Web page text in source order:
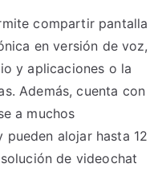
compartir pantalla
en versión de voz,
y aplicaciones o la
Además, cuenta con
a muchos
pueden alojar hasta 12
de videochat